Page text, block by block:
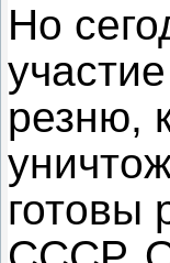
Но
резню,
готовы